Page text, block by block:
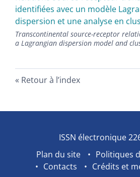
identifiées avec un modèle
dispersion et une analyse en
Transcontinental source-receptor
a Lagrangian dispersion model and
Retour à l’index
ISSN électronique
Plan du site
Politiques
Contacts
Crédits et